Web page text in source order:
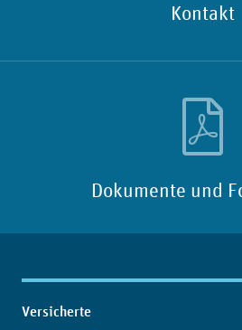
Kontakt
Dokumente und
Inhaltsübersicht
Versicherte